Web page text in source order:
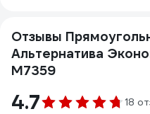
Отзывы
Альтернатива
М7359
4.7 18